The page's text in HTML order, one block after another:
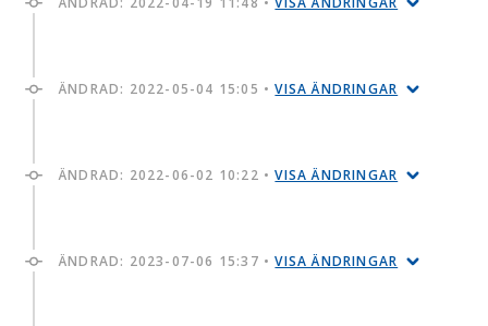
ÄNDRAD: 2022-05-04 15:05 •VISA ÄNDRINGAR
ÄNDRAD: 2022-06-02 10:22 •VISA ÄNDRINGAR
ÄNDRAD: 2023-07-06 15:37 •VISA ÄNDRINGAR